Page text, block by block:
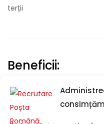
terții
Beneficii:
• Salariu: începând de la
• Tichete de masă în
• Concediu de odihnă de